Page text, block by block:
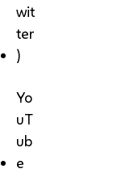
wit
ter
)
Yo
uT
ub
e